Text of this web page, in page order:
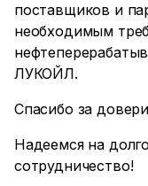
поставщиков и
необходимым
ЛУКОЙЛ.
Спасибо за
Надеемся на
сотрудничество!